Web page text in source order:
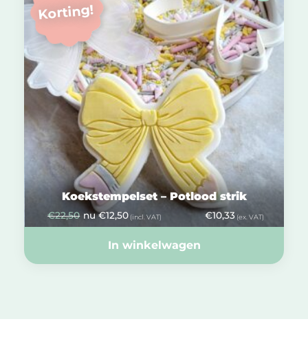
Korting!
Koekstempelset – Potlood strik
€22,50 nu €12,50 (incl. VAT) €10,33(ex. VAT)
In winkelwagen